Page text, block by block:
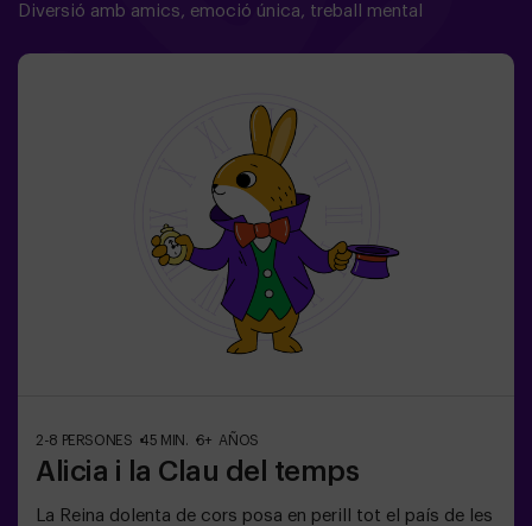
Diversió amb amics, emoció única, treball mental
2-8 PERSONES 45 MIN. 6+ AÑOS
Alicia i la Clau del temps
La Reina dolenta de cors posa en perill tot el país de les